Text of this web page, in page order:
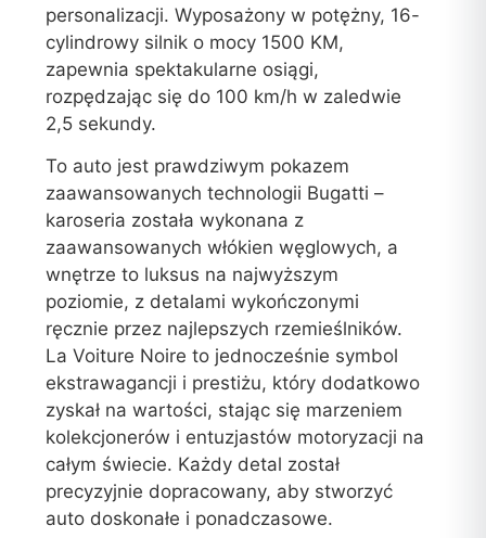
personalizacji. Wyposażony w potężny, 16-
cylindrowy silnik o mocy 1500 KM,
zapewnia spektakularne osiągi,
rozpędzając się do 100 km/h w zaledwie
2,5 sekundy.
To auto jest prawdziwym pokazem
zaawansowanych technologii Bugatti –
karoseria została wykonana z
zaawansowanych włókien węglowych, a
wnętrze to luksus na najwyższym
poziomie, z detalami wykończonymi
ręcznie przez najlepszych rzemieślników.
La Voiture Noire to jednocześnie symbol
ekstrawagancji i prestiżu, który dodatkowo
zyskał na wartości, stając się marzeniem
kolekcjonerów i entuzjastów motoryzacji na
całym świecie. Każdy detal został
precyzyjnie dopracowany, aby stworzyć
auto doskonałe i ponadczasowe.